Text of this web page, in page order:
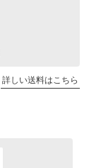
詳しい送料はこちら